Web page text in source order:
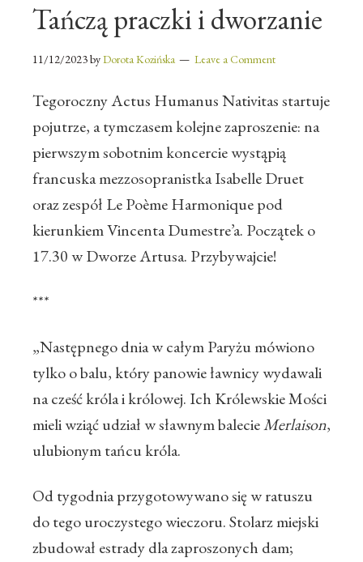
Tańczą praczki i dworzanie
11/12/2023byDorota Kozińska Leave a Comment
Tegoroczny Actus Humanus Nativitas startuje
pojutrze, a tymczasem kolejne zaproszenie: na
pierwszym sobotnim koncercie wystąpią
francuska mezzosopranistka Isabelle Druet
oraz zespół Le Poème Harmonique pod
kierunkiem Vincenta Dumestre’a. Początek o
17.30 w Dworze Artusa. Przybywajcie!
***
„Następnego dnia w całym Paryżu mówiono
tylko o balu, który panowie ławnicy wydawali
na cześć króla i królowej. Ich Królewskie Mości
mieli wziąć udział w sławnym balecieMerlaison,
ulubionym tańcu króla.
Od tygodnia przygotowywano się w ratuszu
do tego uroczystego wieczoru. Stolarz miejski
zbudował estrady dla zaproszonych dam;